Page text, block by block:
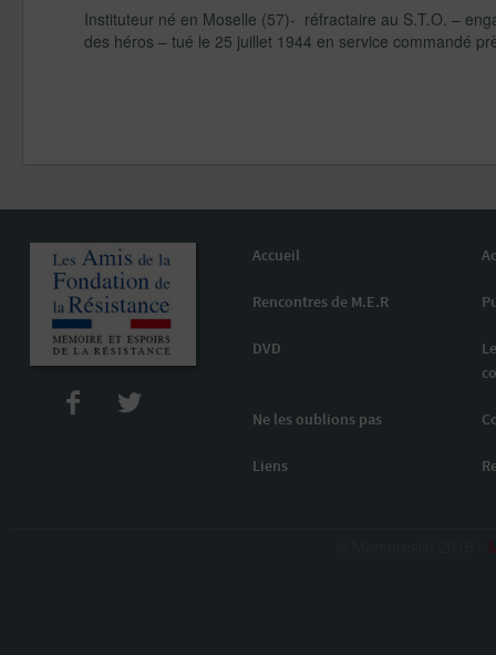
Instituteur né en Moselle (57)- réfractaire au S.T.O. –
des héros – tué le 25 juillet 1944 en service commandé
Accueil
Rencontres de M.E.R
DVD
Ne les oublions pas
Liens